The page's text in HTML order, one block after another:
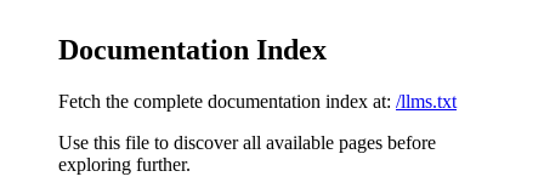
Documentation Index
Fetch the complete documentation index at: /llms.txt
Use this file to discover all available pages before
exploring further.